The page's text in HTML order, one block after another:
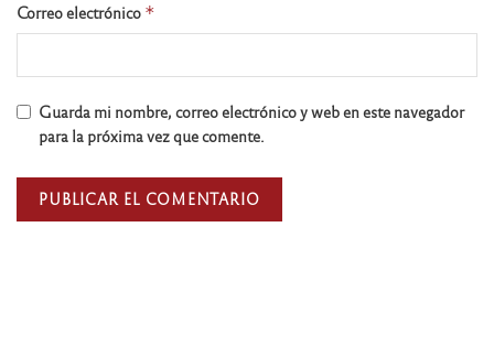
Correo electrónico *
Guarda mi nombre, correo electrónico y web en este navegador
para la próxima vez que comente.